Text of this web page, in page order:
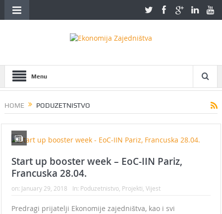
Menu
HOME PODUZETNISTVO
Start up booster week – EoC-IIN Pariz,
Francuska 28.04.
on: January 29, 2018 In: Poduzetnistvo, Projekti Vijest
Predragi prijatelji Ekonomije zajedništva, kao i svi